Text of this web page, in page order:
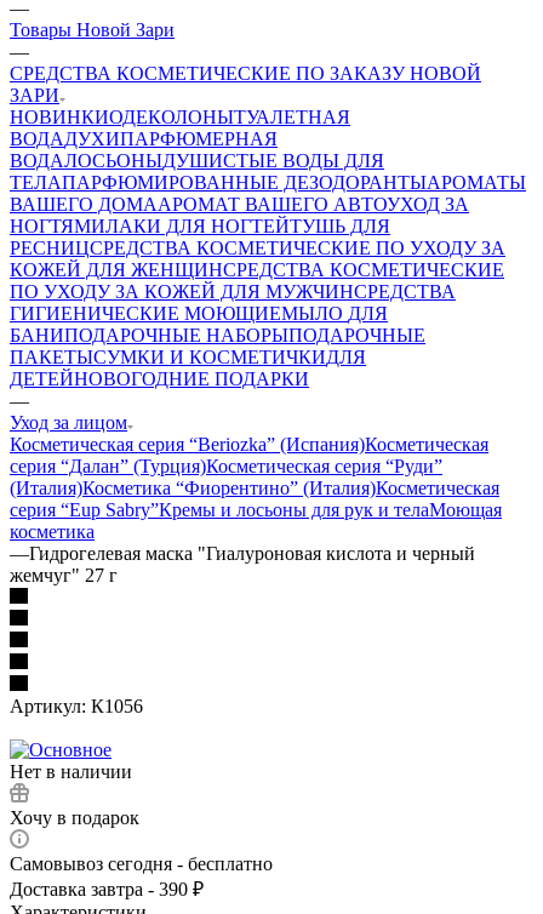
—
Товары Новой Зари
—
СРЕДСТВА КОСМЕТИЧЕСКИЕ ПО ЗАКАЗУ НОВОЙ
ЗАРИ
НОВИНКИОДЕКОЛОНЫТУАЛЕТНАЯ
ВОДАДУХИПАРФЮМЕРНАЯ
ВОДАЛОСЬОНЫДУШИСТЫЕ ВОДЫ ДЛЯ
ТЕЛАПАРФЮМИРОВАННЫЕ ДЕЗОДОРАНТЫАРОМАТЫ
ВАШЕГО ДОМААРОМАТ ВАШЕГО АВТОУХОД ЗА
НОГТЯМИЛАКИ ДЛЯ НОГТЕЙТУШЬ ДЛЯ
РЕСНИЦСРЕДСТВА КОСМЕТИЧЕСКИЕ ПО УХОДУ ЗА
КОЖЕЙ ДЛЯ ЖЕНЩИНСРЕДСТВА КОСМЕТИЧЕСКИЕ
ПО УХОДУ ЗА КОЖЕЙ ДЛЯ МУЖЧИНСРЕДСТВА
ГИГИЕНИЧЕСКИЕ МОЮЩИЕМЫЛО ДЛЯ
БАНИПОДАРОЧНЫЕ НАБОРЫПОДАРОЧНЫЕ
ПАКЕТЫСУМКИ И КОСМЕТИЧКИДЛЯ
ДЕТЕЙНОВОГОДНИЕ ПОДАРКИ
—
Уход за лицом
Косметическая серия “Beriozka” (Испания)Косметическая
серия “Далан” (Турция)Косметическая серия “Руди”
(Италия)Косметика “Фиорентино” (Италия)Косметическая
серия “Eup Sabry”Кремы и лосьоны для рук и телаМоющая
косметика
—Гидрогелевая маска "Гиалуроновая кислота и черный
жемчуг" 27 г
Артикул: К1056
Нет в наличии
Хочу в подарок
Самовывоз сегодня - бесплатно
Доставка завтра - 390 ₽